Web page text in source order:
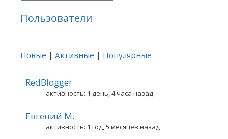
Пользователи
Новые | Активные | Популярные
RedBlogger
активность: 1 день, 4 часа назад
Евгений М.
активность: 1 год, 5 месяцев назад